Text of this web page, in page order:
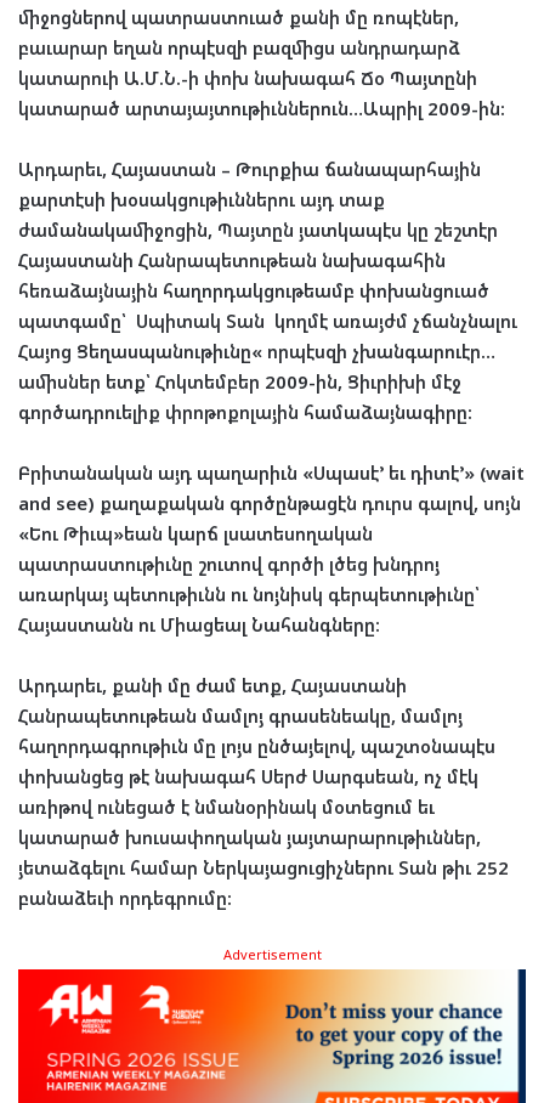
միջոցներով պատրաստուած քանի մը ռոպէներ,
բաւարար եղան որպէսզի բազմիցս անդրադարձ
կատարուի Ա.Մ.Ն.-ի փոխ նախագահ Ճօ Պայտընի
կատարած արտայայտութիւններուն…Ապրիլ 2009-ին:
Արդարեւ, Հայաստան – Թուրքիա ճանապարհային
քարտէսի խօսակցութիւններու այդ տաք
ժամանակամիջոցին, Պայտըն յատկապէս կը շեշտէր
Հայաստանի Հանրապետութեան նախագահին
հեռաձայնային հաղորդակցութեամբ փոխանցուած
պատգամը՝ Սպիտակ Տան կողմէ առայժմ չճանչնալու
Հայոց Ցեղասպանութիւնը« որպէսզի չխանգարուէր…
ամիսներ ետք՝ Հոկտեմբեր 2009-ին, Ցիւրիխի մէջ
գործադրուելիք փրոթոքոլային համաձայնագիրը:
Բրիտանական այդ պաղարիւն «Սպասէ’ եւ դիտէ’» (wait
and see) քաղաքական գործընթացէն դուրս գալով, սոյն
«Եու Թիւպ»եան կարճ լսատեսողական
պատրաստութիւնը շուտով գործի լծեց խնդրոյ
առարկայ պետութիւնն ու նոյնիսկ գերպետութիւնը՝
Հայաստանն ու Միացեալ Նահանգները:
Արդարեւ, քանի մը ժամ ետք, Հայաստանի
Հանրապետութեան մամլոյ գրասենեակը, մամլոյ
հաղորդագրութիւն մը լոյս ընծայելով, պաշտօնապէս
փոխանցեց թէ նախագահ Սերժ Սարգսեան, ոչ մէկ
առիթով ունեցած է նմանօրինակ մօտեցում եւ
կատարած խուսափողական յայտարարութիւններ,
յետաձգելու համար Ներկայացուցիչներու Տան թիւ 252
բանաձեւի որդեգրումը:
Advertisement